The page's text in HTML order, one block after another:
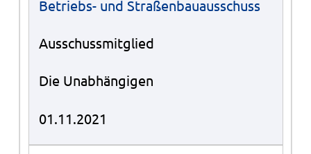
Betriebs- und Straßenbauausschuss
Ausschussmitglied
Die Unabhängigen
01.11.2021